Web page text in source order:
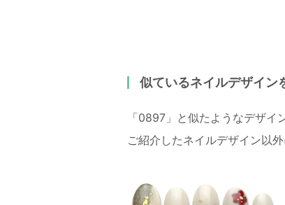
似ているネイルデザイン
「0897」と似たようなデザイ
ご紹介したネイルデザイン以